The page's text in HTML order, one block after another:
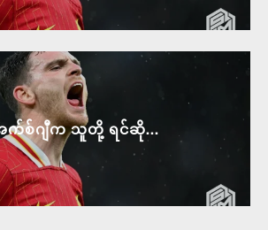
က်စ်ဂျီက သူတို့ ရင်ဆို...